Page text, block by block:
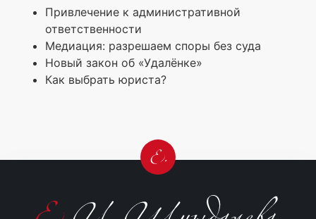
Привлечение к административной
ответственности
Медиация: разрешаем споры без суда
Новый закон об «Удалёнке»
Как выбрать юриста?